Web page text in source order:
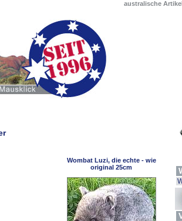
australische
Wombat Luzi, die echte - wie
original 25cm